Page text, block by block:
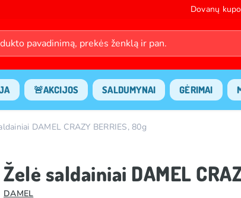
Dovanų
🚨AKCIJOS SALDUMYNAI GĖRIMAI
DAMEL CRAZY BERRIES, 80g
Želė saldainiai DAMEL
DAMEL